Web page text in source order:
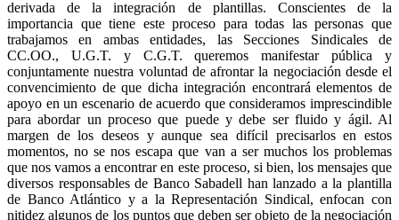
derivada de la integración de plantillas. Conscientes de la
importancia que tiene este proceso para todas las personas que
trabajamos en ambas entidades, las Secciones Sindicales de
CC.OO., U.G.T. y C.G.T. queremos manifestar pública y
conjuntamente nuestra voluntad de afrontar la negociación desde el
convencimiento de que dicha integración encontrará elementos de
apoyo en un escenario de acuerdo que consideramos imprescindible
para abordar un proceso que puede y debe ser fluido y ágil. Al
margen de los deseos y aunque sea difícil precisarlos en estos
momentos, no se nos escapa que van a ser muchos los problemas
que nos vamos a encontrar en este proceso, si bien, los mensajes que
diversos responsables de Banco Sabadell han lanzado a la plantilla
de Banco Atlántico y a la Representación Sindical, enfocan con
nitidez algunos de los puntos que deben ser objeto de la negociación